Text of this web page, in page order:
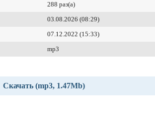
288 раз(а)
03.08.2026 (08:29)
07.12.2022 (15:33)
mp3
Скачать (mp3, 1.47Mb)